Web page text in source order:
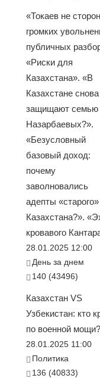
«Токаев не
громких
публичных
«Риски для
Казахстана». «В
Казахстане снова
защищают семью
Назарбаевых?».
«Безусловный
базовый доход:
почему
заволновались
адепты «старого»
Казахстана?».
кровавого
28.01.2025 12:00
День за днем
140 (43496)
Казахстан VS
Узбекистан: кто
по военной мощи?
28.01.2025 11:00
Политика
136 (40833)